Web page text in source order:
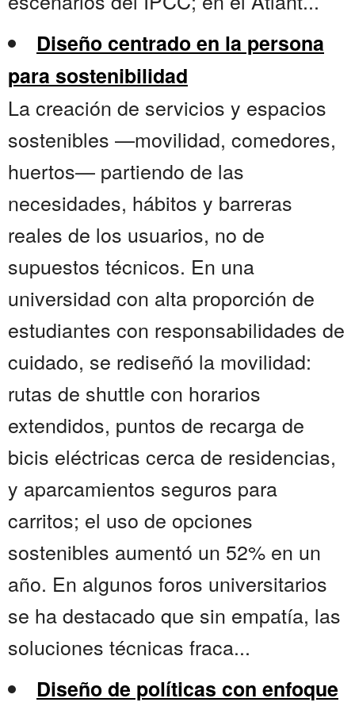
Diseño centrado en la persona
para sostenibilidad
La creación de servicios y espacios
sostenibles —movilidad, comedores,
huertos— partiendo de las
necesidades, hábitos y barreras
reales de los usuarios, no de
supuestos técnicos. En una
universidad con alta proporción de
estudiantes con responsabilidades de
cuidado, se rediseñó la movilidad:
rutas de shuttle con horarios
extendidos, puntos de recarga de
bicis eléctricas cerca de residencias,
y aparcamientos seguros para
carritos; el uso de opciones
sostenibles aumentó un 52% en un
año. En algunos foros universitarios
se ha destacado que sin empatía, las
soluciones técnicas fraca...
Diseño de políticas con enfoque